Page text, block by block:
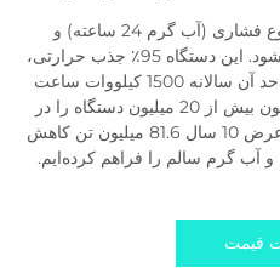
آبگرمکن خورشیدی ما به دو نوع فشاری (آب گرم 24 ساعته) و
غیرفشاری (بدون برق) عرضه می‌شود. این دستگاه 95٪ جذب حرارتی،
عمری بالای 20 ساله دارد و هر واحد آن سالانه 1500 کیلووات ساعت
انرژی صرفه‌جویی می‌کند. ما تاکنون بیش از 20 میلیون دستگاه را در
سراسر جهان تامین کرده‌ایم و در عرض 10 سال 81.6 میلیون تن کاهش
و آب گرم سالم را فراهم کرده‌ایم.
قیمت